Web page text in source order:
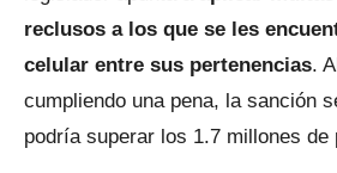
reclusos a los que se les
celular entre sus pertenencias.
cumpliendo una pena, la sanción
podría superar los 1.7 millones de